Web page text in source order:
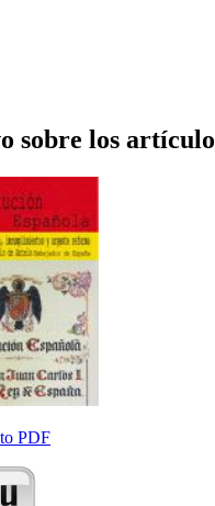
sobre los
PDF